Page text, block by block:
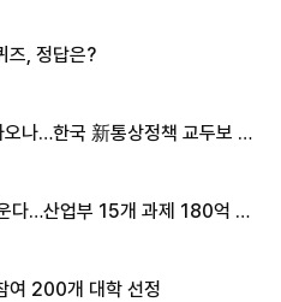
즈, 정답은?
나…한국 新통상정책 교두보 활
다…산업부 15개 과제 180억 지
여 200개 대학 선정